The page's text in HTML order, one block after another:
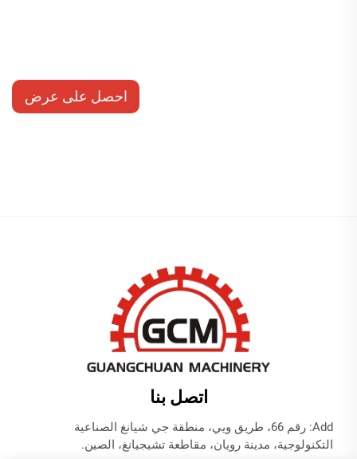
احصل على عرض
اتصل بنا
Add: رقم 66، طريق ويي، منطقة جي شيانغ الصناعية
التكنولوجية، مدينة رويان، مقاطعة تشيجيانغ، الصين.